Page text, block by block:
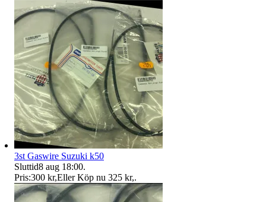
3st Gaswire Suzuki k50
Sluttid8 aug 18:00.
Pris:300 kr,Eller Köp nu 325 kr,.